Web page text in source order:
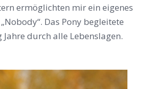
ermöglichten mir ein eigenes
Das Pony begleitete
durch alle Lebenslagen.